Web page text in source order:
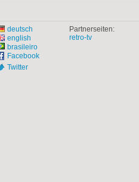
deutsch
english
brasileiro
Facebook
Twitter
Partnerseiten:
retro-tv